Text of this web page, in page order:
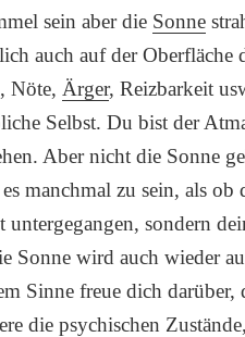
sein aber die Sonne
auch auf der Oberfläche
Nöte, Ärger, Reizbarkeit
Selbst. Du bist der
Aber nicht die Sonne
manchmal zu sein, als ob
untergegangen, sondern
Sonne wird auch wieder
Sinne freue dich darüber,
die psychischen